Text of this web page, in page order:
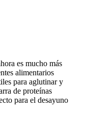
es mucho más
alimentarios
para aglutinar y
de proteínas
para el desayuno